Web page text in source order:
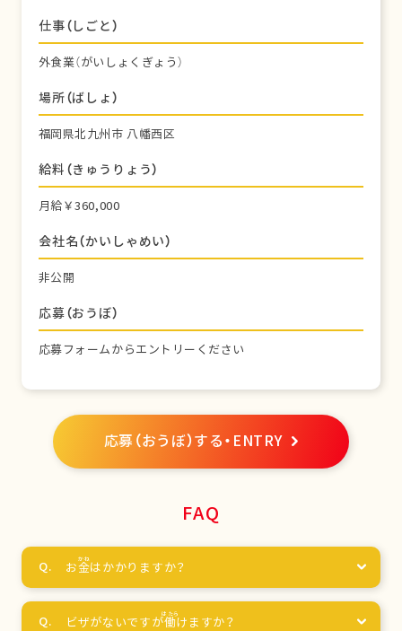
仕事（しごと）
外食業（がいしょくぎょう）
場所（ばしょ）
福岡県北九州市 八幡西区
給料（きゅうりょう）
月給￥360,000
会社名（かいしゃめい）
非公開
応募（おうぼ）
応募フォームからエントリーください
応募（おうぼ）する・ENTRY
FAQ
お金はかかりますか？
ビザがないですが働けますか？